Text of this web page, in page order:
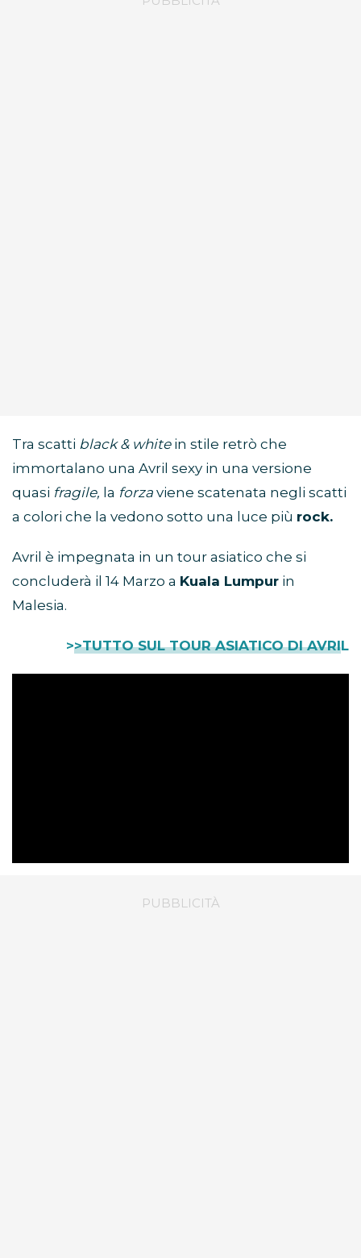
Tra scatti black & white in stile retrò che
immortalano una Avril sexy in una versione
quasi fragile, la forza viene scatenata negli scatti
a colori che la vedono sotto una luce più rock.
Avril è impegnata in un tour asiatico che si
concluderà il 14 Marzo a Kuala Lumpur in
Malesia.
>>TUTTO SUL TOUR ASIATICO DI AVRIL